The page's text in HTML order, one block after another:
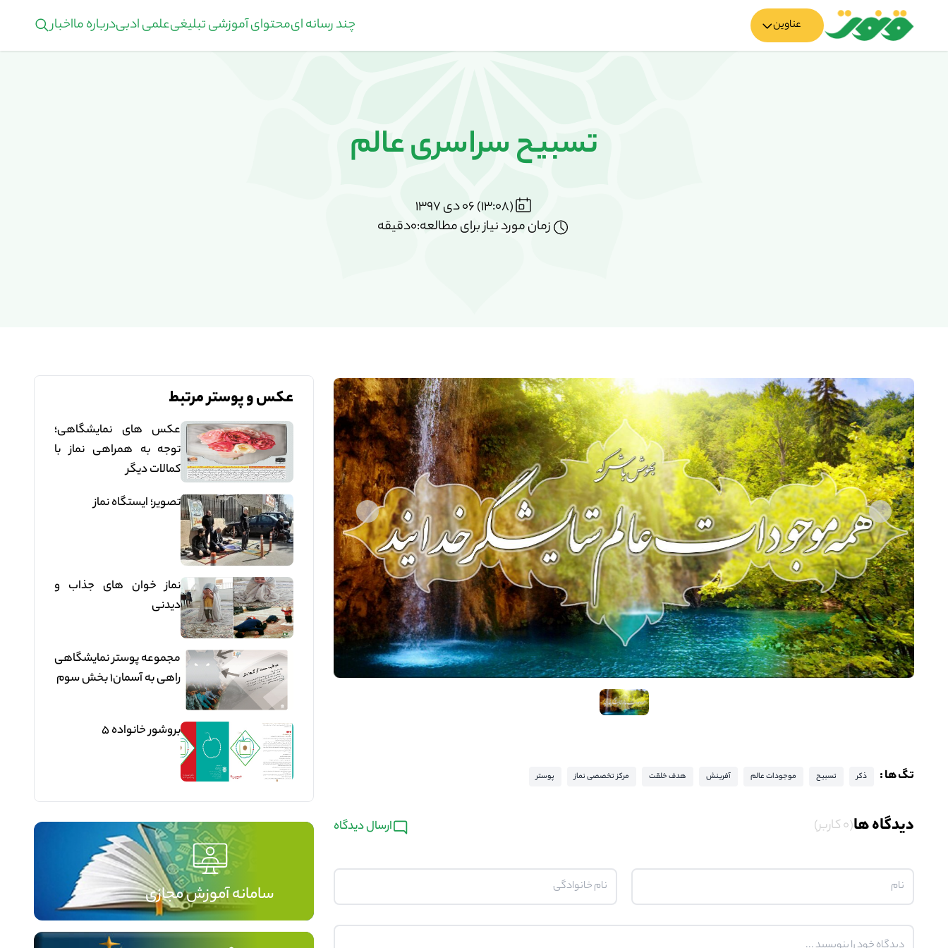
عناوین چند رسانه ایمحتوای آموزشی تبلیغیعلمی ادبیدرباره مااخبار
تسبیح سراسری عالم
(13:08) 06 دی 1397
زمان مورد نیاز برای مطالعه:0دقیقه
تگ ها : ذکر تسبیح موجودات عالم آفرینش هدف خلقت مرکز تخصصی نماز پوستر
دیدگاه ها(0 کاربر) ارسال دیدگاه
عکس و پوستر مرتبط
عکس های نمایشگاهی؛
توجه به همراهی نماز با
کمالات دیگر
تصویر؛ ایستگاه نماز
نماز خوان های جذاب و
دیدنی
مجموعه پوستر نمایشگاهی
راهی به آسمان1 بخش سوم
بروشور خانواده 5
سامانه آموزش مجازی